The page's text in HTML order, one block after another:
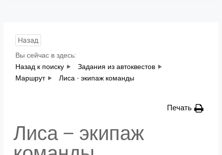
Назад
Вы сейчас в здесь:
Назад к поиску
Задания из автоквестов
Маршрут
Лиса - экипаж команды
Печать
Лиса — экипаж